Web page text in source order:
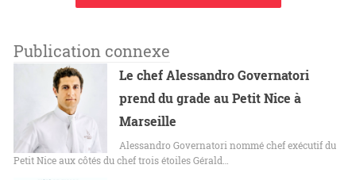
Publication connexe
Le chef Alessandro Governatori
prend du grade au Petit Nice à
Marseille
Alessandro Governatori nommé chef exécutif du
Petit Nice aux côtés du chef trois étoiles Gérald…